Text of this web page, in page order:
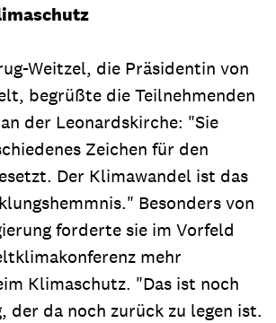
Weitzel, die Präsidentin von
begrüßte die Teilnehmenden
der Leonardskirche: "Sie
Zeichen für den
Der Klimawandel ist das
Besonders von
forderte sie im Vorfeld
mehr
Klimaschutz. "Das ist noch
der da noch zurück zu legen ist.